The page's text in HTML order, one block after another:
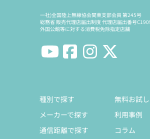
一社)全国陸上無線協会関東支部会員 第245号
総務省 販売代理店届出制度 代理店届出番号
外国公館等に対する消費税免除指定店舗
種別で探す
メーカーで探す
通信距離で探す
無料お試し
利用事例
コラム